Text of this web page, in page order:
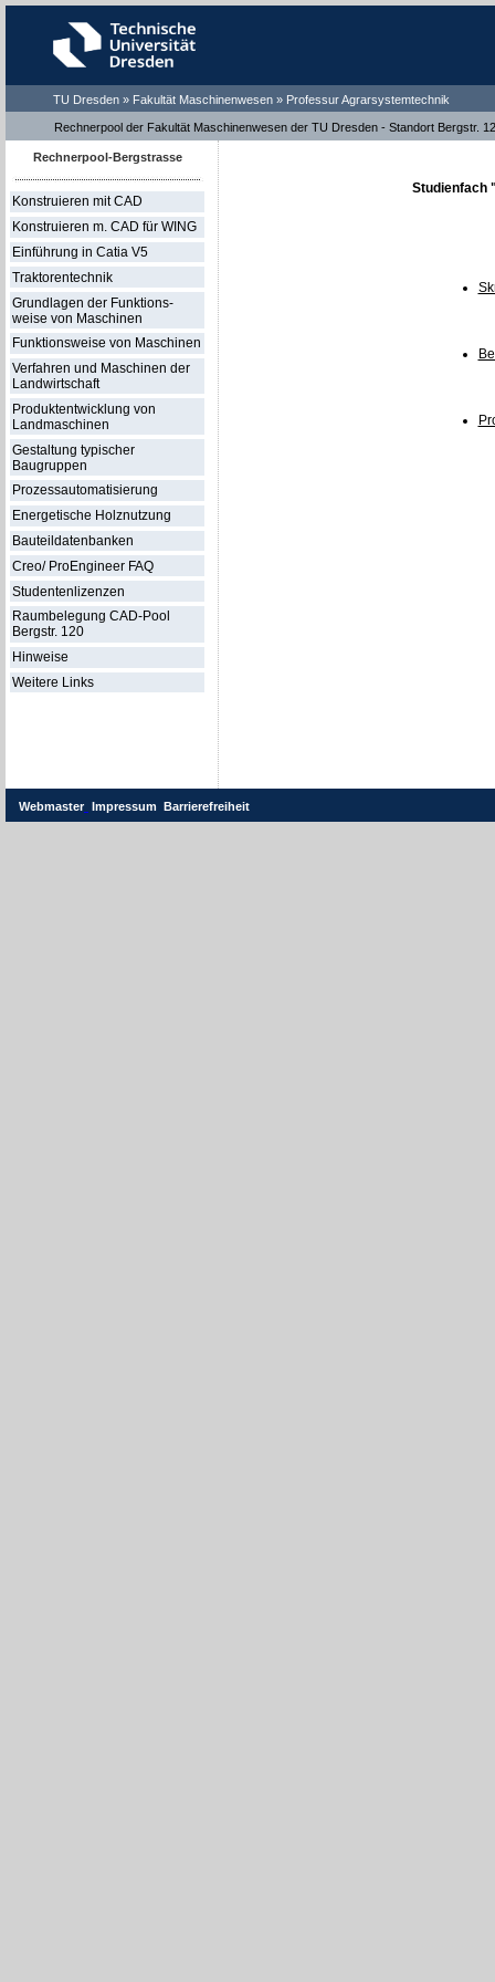
TU Dresden » Fakultät Maschinenwesen » Professur Agrarsystemtechnik
Rechnerpool der Fakultät Maschinenwesen der TU Dresden - Standort Bergstr.
Rechnerpool-Bergstrasse
Konstruieren mit CAD
Konstruieren m. CAD für WING
Einführung in Catia V5
Traktorentechnik
Grundlagen der Funktions-
weise von Maschinen
Funktionsweise von Maschinen
Verfahren und Maschinen der
Landwirtschaft
Produktentwicklung von
Landmaschinen
Gestaltung typischer
Baugruppen
Prozessautomatisierung
Energetische Holznutzung
Bauteildatenbanken
Creo/ ProEngineer FAQ
Studentenlizenzen
Raumbelegung CAD-Pool
Bergstr. 120
Hinweise
Weitere Links
Studienfach
Webmaster Impressum Barrierefreiheit